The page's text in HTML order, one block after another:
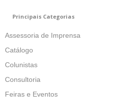
Principais Categorias
Assessoria de Imprensa
Catálogo
Colunistas
Consultoria
Feiras e Eventos